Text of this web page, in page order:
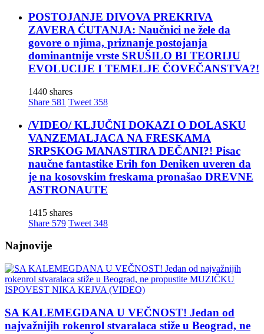
POSTOJANJE DIVOVA PREKRIVA
ZAVERA ĆUTANJA: Naučnici ne žele da
govore o njima, priznanje postojanja
dominantnije vrste SRUŠILO BI TEORIJU
EVOLUCIJE I TEMELJE ČOVEČANSTVA?!
1440 shares
Share 581 Tweet 358
/VIDEO/ KLJUČNI DOKAZI O DOLASKU
VANZEMALJACA NA FRESKAMA
SRPSKOG MANASTIRA DEČANI?! Pisac
naučne fantastike Erih fon Deniken uveren da
je na kosovskim freskama pronašao DREVNE
ASTRONAUTE
1415 shares
Share 579 Tweet 348
Najnovije
SA KALEMEGDANA U VEČNOST! Jedan od
najvažnijih rokenrol stvaralaca stiže u Beograd, ne